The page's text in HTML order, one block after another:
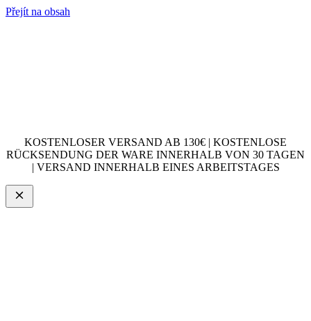
Přejít na obsah
KOSTENLOSER VERSAND AB 130€ | KOSTENLOSE
RÜCKSENDUNG DER WARE INNERHALB VON 30 TAGEN
| VERSAND INNERHALB EINES ARBEITSTAGES